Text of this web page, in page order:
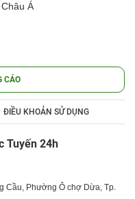
Á
CÁO
ĐIỀU KHOẢN SỬ DỤNG
Tuyến 24h
Cầu, Phường Ô chợ Dừa, Tp.